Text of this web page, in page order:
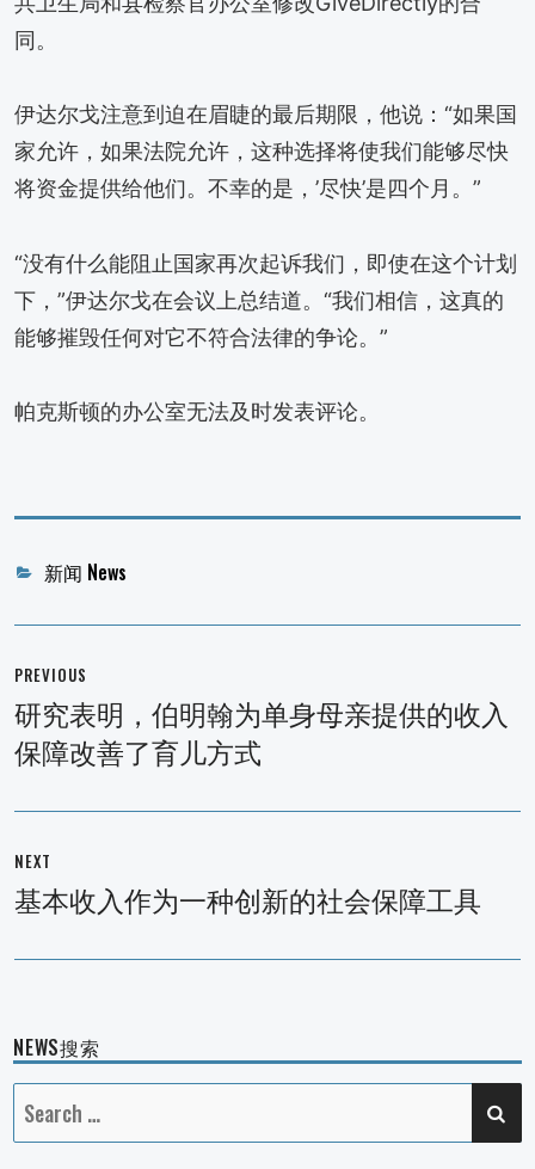
同。
伊达尔戈注意到迫在眉睫的最后期限，他说：“如果国
家允许，如果法院允许，这种选择将使我们能够尽快
将资金提供给他们。不幸的是，’尽快’是四个月。”
“没有什么能阻止国家再次起诉我们，即使在这个计划
下，”伊达尔戈在会议上总结道。“我们相信，这真的
能够摧毁任何对它不符合法律的争论。”
帕克斯顿的办公室无法及时发表评论。
Categories
新闻 News
章
导
航
PREVIOUS
Previous
post:
研究表明，伯明翰为单身母亲提供的收入
保障改善了育儿方式
NEXT
Next
基本收入作为一种创新的社会保障工具
NEWS搜索
Search
for: